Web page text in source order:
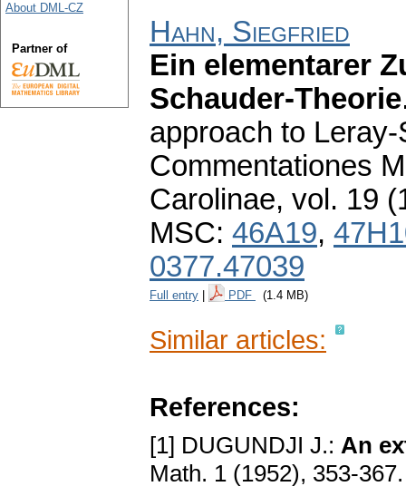
Hahn, Siegfried
Ein elementarer
Schauder-Theorie
approach to
Commentationes
Carolinae, vol. 19
MSC: 46A19,
0377.47039
Full entry PDF (1.4 MB)
Similar articles:
References:
[1] DUGUNDJI J.: An
Math. 1 (1952), 353-
About DML-CZ
Partner of